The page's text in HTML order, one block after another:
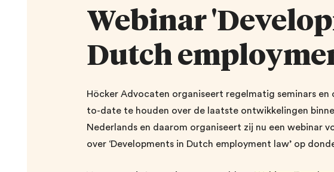
Webinar
Dutch
Höcker Advocaten organiseert regelmatig seminars en
to-date te houden over de laatste ontwikkelingen
Nederlands en daarom organiseert zij nu een webinar
over ‘Developments in Dutch employment law’ op